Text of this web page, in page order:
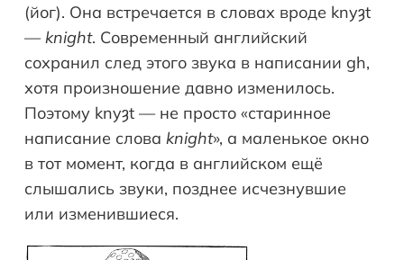
(йог). Она встречается в словах вроде knyȝt
— knight. Современный английский
сохранил след этого звука в написании gh,
хотя произношение давно изменилось.
Поэтому knyȝt — не просто «старинное
написание слова knight», а маленькое окно
в тот момент, когда в английском ещё
слышались звуки, позднее исчезнувшие
или изменившиеся.